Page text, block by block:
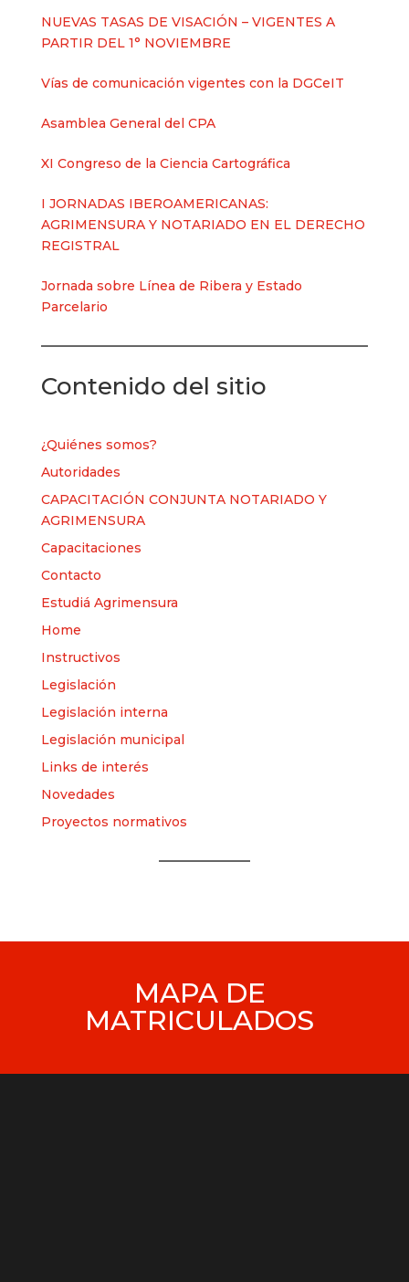
NUEVAS TASAS DE VISACIÓN – VIGENTES A
PARTIR DEL 1° NOVIEMBRE
Vías de comunicación vigentes con la DGCeIT
Asamblea General del CPA
XI Congreso de la Ciencia Cartográfica
I JORNADAS IBEROAMERICANAS:
AGRIMENSURA Y NOTARIADO EN EL DERECHO
REGISTRAL
Jornada sobre Línea de Ribera y Estado
Parcelario
Contenido del sitio
¿Quiénes somos?
Autoridades
CAPACITACIÓN CONJUNTA NOTARIADO Y
AGRIMENSURA
Capacitaciones
Contacto
Estudiá Agrimensura
Home
Instructivos
Legislación
Legislación interna
Legislación municipal
Links de interés
Novedades
Proyectos normativos
MAPA DE
MATRICULADOS